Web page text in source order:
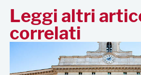
Leggi altri
correlati